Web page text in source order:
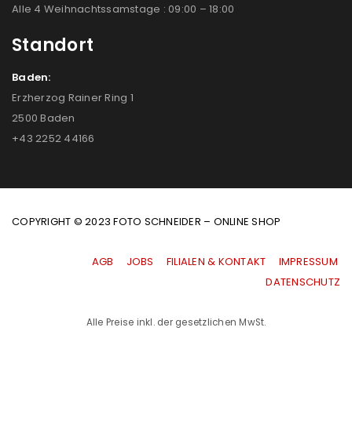
Alle 4 Weihnachtssamstage : 09:00 – 18:00
Standort
Baden:
Erzherzog Rainer Ring 1
2500 Baden
+43 2252 44166
COPYRIGHT © 2023 FOTO SCHNEIDER – ONLINE SHOP
AGB JOBS FILIALEN & KONTAKT
IMPRESSUM
|DATENSCHUTZ
Alle Preise inkl. der gesetzlichen MwSt.